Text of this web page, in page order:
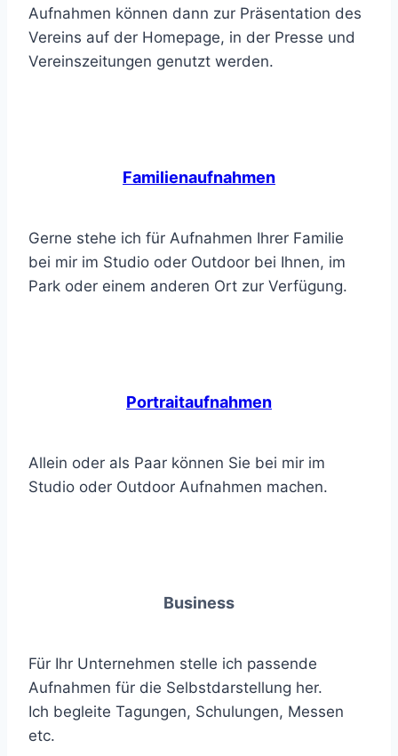
Aufnahmen können dann zur Präsentation des
Vereins auf der Homepage, in der Presse und
Vereinszeitungen genutzt werden.
Familienaufnahmen
Gerne stehe ich für Aufnahmen Ihrer Familie
bei mir im Studio oder Outdoor bei Ihnen, im
Park oder einem anderen Ort zur Verfügung.
Portraitaufnahmen
Allein oder als Paar können Sie bei mir im
Studio oder Outdoor Aufnahmen machen.
Business
Für Ihr Unternehmen stelle ich passende
Aufnahmen für die Selbstdarstellung her.
Ich begleite Tagungen, Schulungen, Messen
etc.